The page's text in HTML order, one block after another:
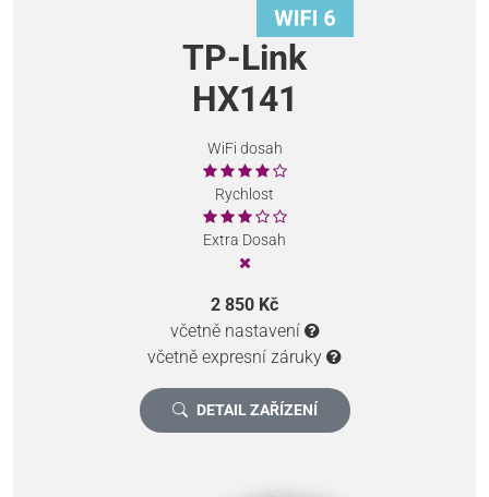
TP-Link
HX141
WiFi dosah
Rychlost
Extra Dosah
2 850 Kč
včetně nastavení
včetně expresní záruky
DETAIL ZAŘÍZENÍ